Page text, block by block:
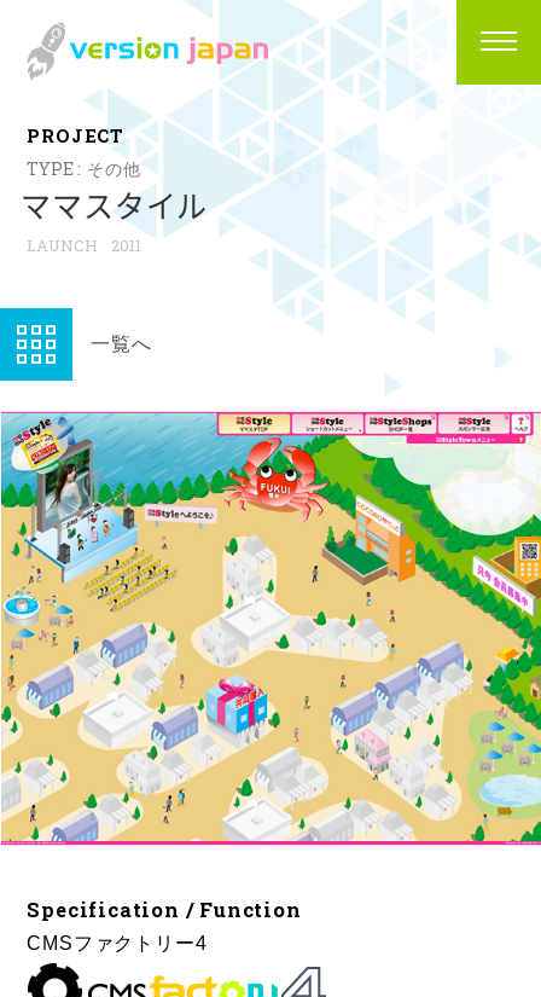
PROJECT
その他
ママスタイル
2011
一覧へ
Specification / Function
CMSファクトリー4